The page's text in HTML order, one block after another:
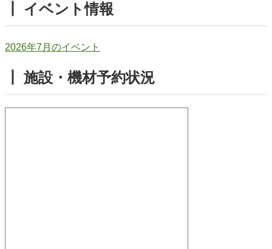
┃ イベント情報
2026年7月のイベント
┃ 施設・機材予約状況